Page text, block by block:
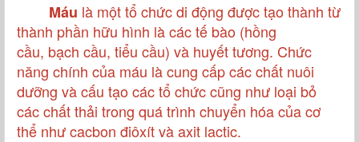
Máu là mộttổ chứcdi động được tạo thành từ
thành phần hữu hình là cáctế bào (hồng
cầu, bạch cầu, tiểu cầu) và huyết tương. Chức
năng chính của máu là cung cấp các chất nuôi
dưỡng và cấu tạo các tổ chức cũng như loại bỏ
các chất thải trong quá trình chuyển hóacủa cơ
thể nhưcacbon điôxítvàaxit lactic.